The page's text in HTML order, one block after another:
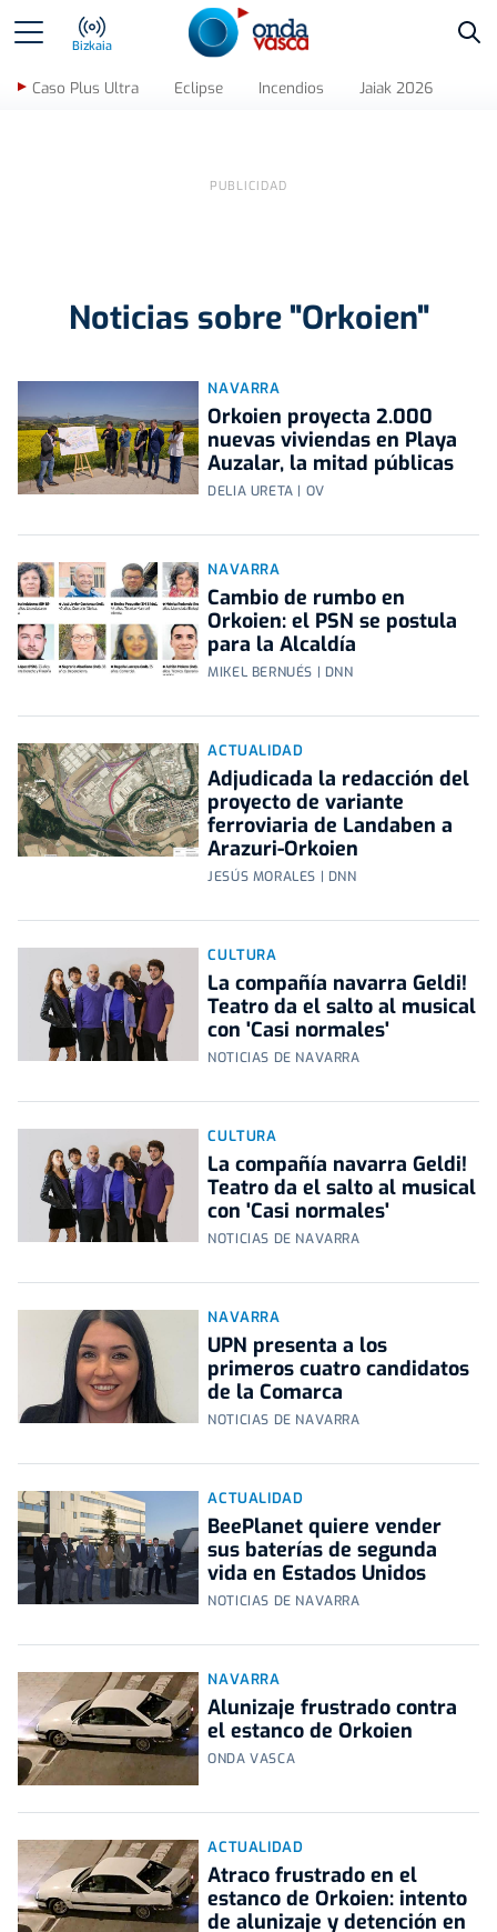
Bizkaia
Caso Plus Ultra Eclipse Incendios Jaiak 2026
Noticias sobre "Orkoien"
NAVARRA
Orkoien proyecta 2.000
nuevas viviendas en Playa
Auzalar, la mitad públicas
DELIA URETA | OV
NAVARRA
Cambio de rumbo en
Orkoien: el PSN se postula
para la Alcaldía
MIKEL BERNUÉS | DNN
ACTUALIDAD
Adjudicada la redacción del
proyecto de variante
ferroviaria de Landaben a
Arazuri-Orkoien
JESÚS MORALES | DNN
CULTURA
La compañía navarra Geldi!
Teatro da el salto al musical
con 'Casi normales'
NOTICIAS DE NAVARRA
CULTURA
La compañía navarra Geldi!
Teatro da el salto al musical
con 'Casi normales'
NOTICIAS DE NAVARRA
NAVARRA
UPN presenta a los
primeros cuatro candidatos
de la Comarca
NOTICIAS DE NAVARRA
ACTUALIDAD
BeePlanet quiere vender
sus baterías de segunda
vida en Estados Unidos
NOTICIAS DE NAVARRA
NAVARRA
Alunizaje frustrado contra
el estanco de Orkoien
ONDA VASCA
ACTUALIDAD
Atraco frustrado en el
estanco de Orkoien: intento
de alunizaje y detención en